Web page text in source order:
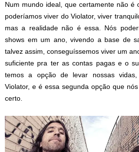
Num mundo ideal, que certamente não é
poderíamos viver do Violator, viver
mas a realidade não é essa. Nós
shows em um ano, vivendo a base de
talvez assim, conseguíssemos viver um
suficiente pra ter as contas pagas e o
temos a opção de levar nossas
Violator, e é essa segunda opção que
certo.